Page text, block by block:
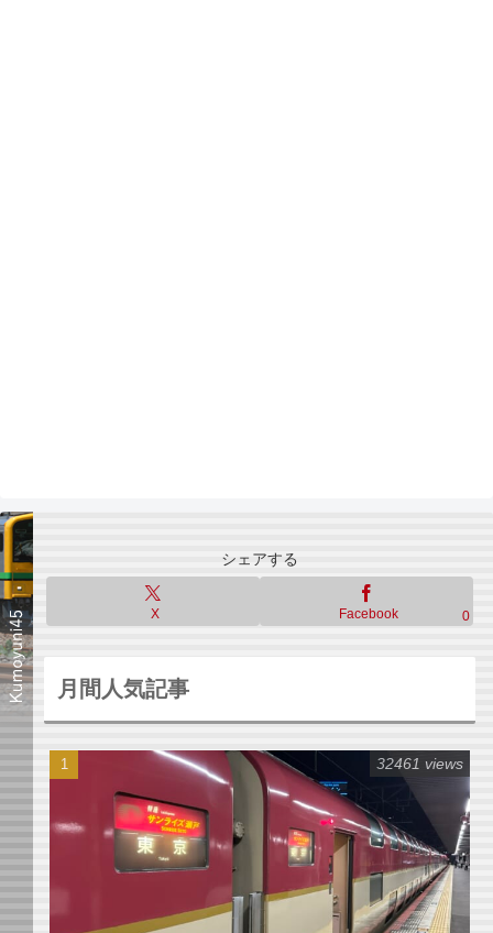
シェアする
X Facebook 0
月間人気記事
32461 views